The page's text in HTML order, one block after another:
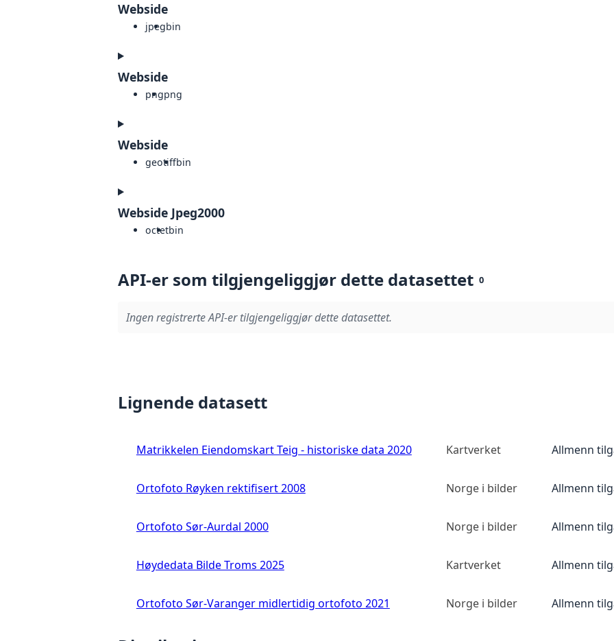
Webside
jpegbin
Webside
pngpng
Webside
geotiffbin
Webside Jpeg2000
octetbin
API-er som tilgjengeliggjør dette datasettet 0
Ingen registrerte API-er tilgjengeliggjør dette datasettet.
Lignende datasett
Matrikkelen Eiendomskart Teig - historiske data 2020 Kartverket Allmenn
Ortofoto Røyken rektifisert 2008 Norge i bilder Allmenn
Ortofoto Sør-Aurdal 2000 Norge i bilder Allmenn
Høydedata Bilde Troms 2025 Kartverket Allmenn
Ortofoto Sør-Varanger midlertidig ortofoto 2021 Norge i bilder Allmenn